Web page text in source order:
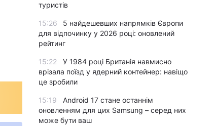
туристів
15:26
5 найдешевших напрямків Європи
для відпочинку у 2026 році: оновлений
рейтинг
15:22
У 1984 році Британія навмисно
врізала поїзд у ядерний контейнер: навіщо
це зробили
15:19
Android 17 стане останнім
оновленням для цих Samsung – серед них
може бути ваш